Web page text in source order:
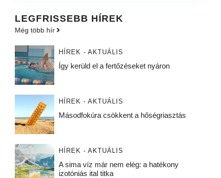
LEGFRISSEBB HÍREK
Még több hír
HÍREK - AKTUÁLIS
Így kerüld el a fertőzéseket nyáron
HÍREK - AKTUÁLIS
Másodfokúra csökkent a hőségriasztás
HÍREK - AKTUÁLIS
A sima víz már nem elég: a hatékony
izotóniás ital titka